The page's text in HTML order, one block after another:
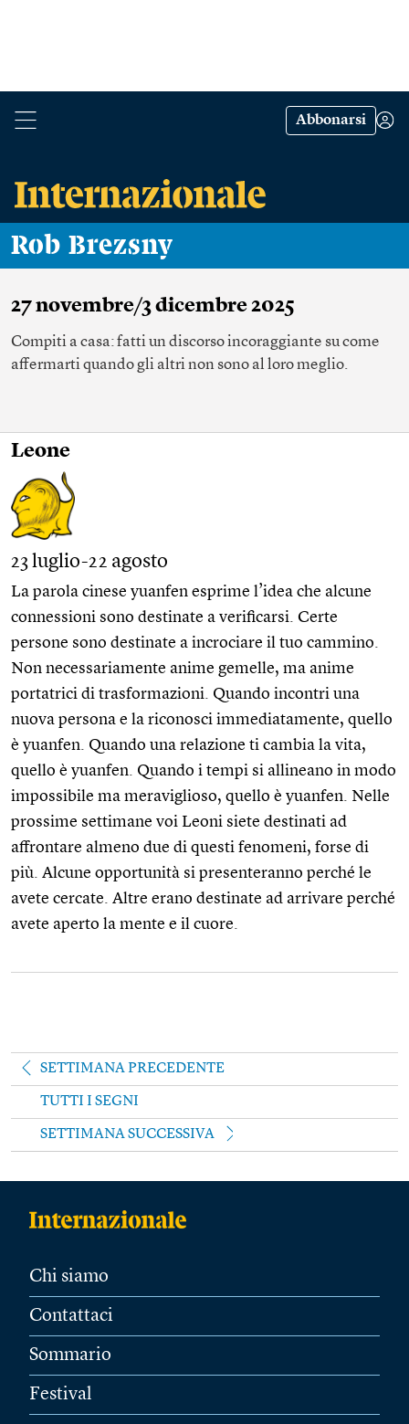
Abbonarsi
Rob Brezsny
27 novembre/3 dicembre 2025
Compiti a casa: fatti un discorso incoraggiante su come
affermarti quando gli altri non sono al loro meglio.
Leone
23 luglio-22 agosto
La parola cinese yuanfen esprime l’idea che alcune
connessioni sono destinate a verificarsi. Certe
persone sono destinate a incrociare il tuo cammino.
Non necessariamente anime gemelle, ma anime
portatrici di trasformazioni. Quando incontri una
nuova persona e la riconosci immediatamente, quello
è yuanfen. Quando una relazione ti cambia la vita,
quello è yuanfen. Quando i tempi si allineano in modo
impossibile ma meraviglioso, quello è yuanfen. Nelle
prossime settimane voi Leoni siete destinati ad
affrontare almeno due di questi fenomeni, forse di
più. Alcune opportunità si presenteranno perché le
avete cercate. Altre erano destinate ad arrivare perché
avete aperto la mente e il cuore.
SETTIMANA PRECEDENTE
TUTTI I SEGNI
SETTIMANA SUCCESSIVA
Chi siamo
Contattaci
Sommario
Festival